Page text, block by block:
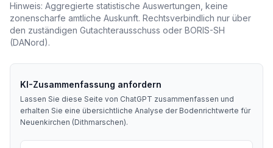
Hinweis: Aggregierte statistische Auswertungen, keine
zonenscharfe amtliche Auskunft. Rechtsverbindlich nur über
den zuständigen Gutachterausschuss oder BORIS-SH
(DANord).
KI-Zusammenfassung anfordern
Lassen Sie diese Seite von ChatGPT zusammenfassen und
erhalten Sie eine übersichtliche Analyse der Bodenrichtwerte für
Neuenkirchen (Dithmarschen).